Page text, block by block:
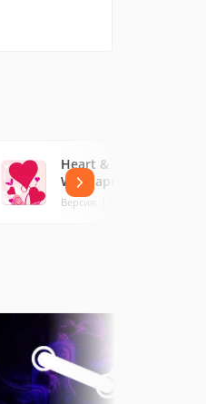
Heart & Feeling Live
Wallpaper
Версия: 1.05 (0.78 МБ)